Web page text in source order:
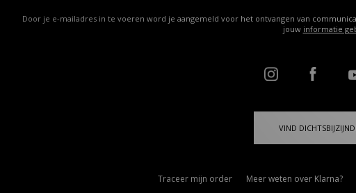
Door je e-mailadres in te voeren word je aangemeld voor het ontvangen van
jouw informatie
VIND
Traceer mijn order Meer weten over Klarna?